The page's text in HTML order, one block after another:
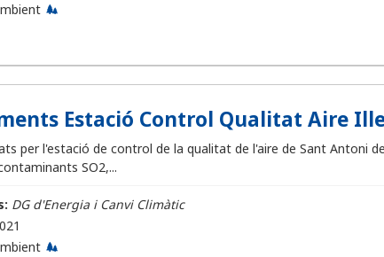
Estació Control Qualitat Aire
per l'estació de control de la qualitat de l'aire de Sant Antoni
SO2,...
DG d'Energia i Canvi Climàtic